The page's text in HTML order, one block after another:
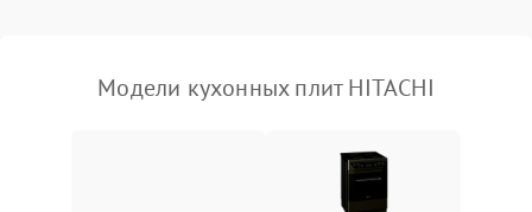
Модели кухонных плит HITACHI